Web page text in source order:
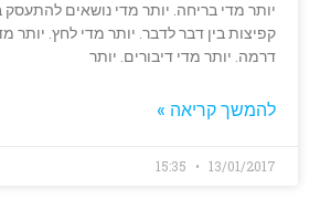
יותר מדי בריחה. יותר מדי נושאים להתעסק
קפיצות בין דבר לדבר. יותר מדי לחץ. יותר
דרמה. יותר מדי דיבורים. יותר
להמשך קריאה »
13/01/2017